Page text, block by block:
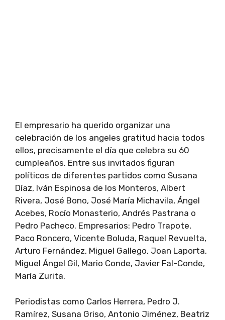
El empresario ha querido organizar una
celebración de los angeles gratitud hacia todos
ellos, precisamente el día que celebra su 60
cumpleaños. Entre sus invitados figuran
políticos de diferentes partidos como Susana
Díaz, Iván Espinosa de los Monteros, Albert
Rivera, José Bono, José María Michavila, Ángel
Acebes, Rocío Monasterio, Andrés Pastrana o
Pedro Pacheco. Empresarios: Pedro Trapote,
Paco Roncero, Vicente Boluda, Raquel Revuelta,
Arturo Fernández, Miguel Gallego, Joan Laporta,
Miguel Ángel Gil, Mario Conde, Javier Fal-Conde,
María Zurita.
Periodistas como Carlos Herrera, Pedro J.
Ramírez, Susana Griso, Antonio Jiménez, Beatriz